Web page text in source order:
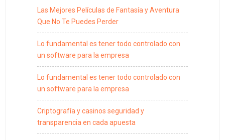
Las Mejores Películas de Fantasía y Aventura
Que No Te Puedes Perder
Lo fundamental es tener todo controlado con
un software para la empresa
Lo fundamental es tener todo controlado con
un software para la empresa
Criptografía y casinos seguridad y
transparencia en cada apuesta